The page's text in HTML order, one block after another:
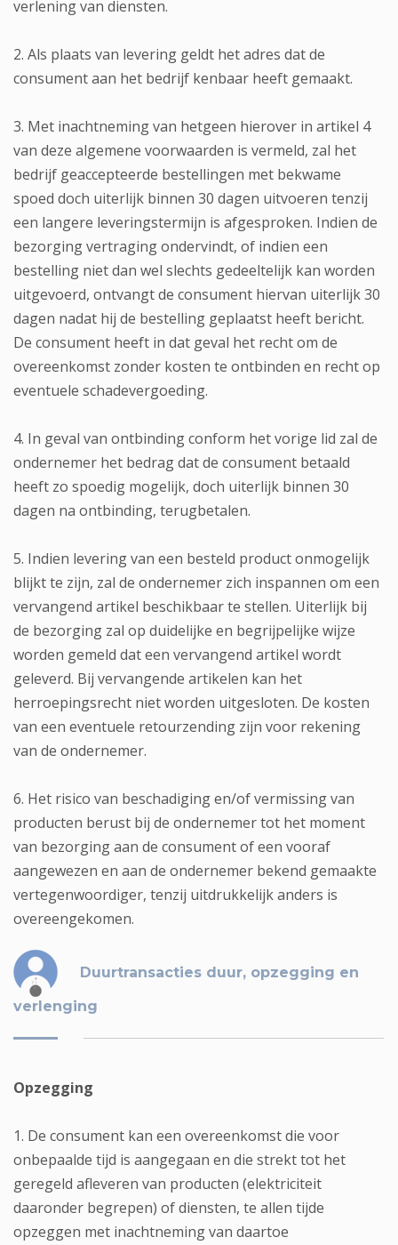
verlening van diensten.
2. Als plaats van levering geldt het adres dat de
consument aan het bedrijf kenbaar heeft gemaakt.
3. Met inachtneming van hetgeen hierover in artikel 4
van deze algemene voorwaarden is vermeld, zal het
bedrijf geaccepteerde bestellingen met bekwame
spoed doch uiterlijk binnen 30 dagen uitvoeren tenzij
een langere leveringstermijn is afgesproken. Indien de
bezorging vertraging ondervindt, of indien een
bestelling niet dan wel slechts gedeeltelijk kan worden
uitgevoerd, ontvangt de consument hiervan uiterlijk 30
dagen nadat hij de bestelling geplaatst heeft bericht.
De consument heeft in dat geval het recht om de
overeenkomst zonder kosten te ontbinden en recht op
eventuele schadevergoeding.
4. In geval van ontbinding conform het vorige lid zal de
ondernemer het bedrag dat de consument betaald
heeft zo spoedig mogelijk, doch uiterlijk binnen 30
dagen na ontbinding, terugbetalen.
5. Indien levering van een besteld product onmogelijk
blijkt te zijn, zal de ondernemer zich inspannen om een
vervangend artikel beschikbaar te stellen. Uiterlijk bij
de bezorging zal op duidelijke en begrijpelijke wijze
worden gemeld dat een vervangend artikel wordt
geleverd. Bij vervangende artikelen kan het
herroepingsrecht niet worden uitgesloten. De kosten
van een eventuele retourzending zijn voor rekening
van de ondernemer.
6. Het risico van beschadiging en/of vermissing van
producten berust bij de ondernemer tot het moment
van bezorging aan de consument of een vooraf
aangewezen en aan de ondernemer bekend gemaakte
vertegenwoordiger, tenzij uitdrukkelijk anders is
overeengekomen.
Duurtransacties duur, opzegging en
verlenging
Opzegging
1. De consument kan een overeenkomst die voor
onbepaalde tijd is aangegaan en die strekt tot het
geregeld afleveren van producten (elektriciteit
daaronder begrepen) of diensten, te allen tijde
opzeggen met inachtneming van daartoe